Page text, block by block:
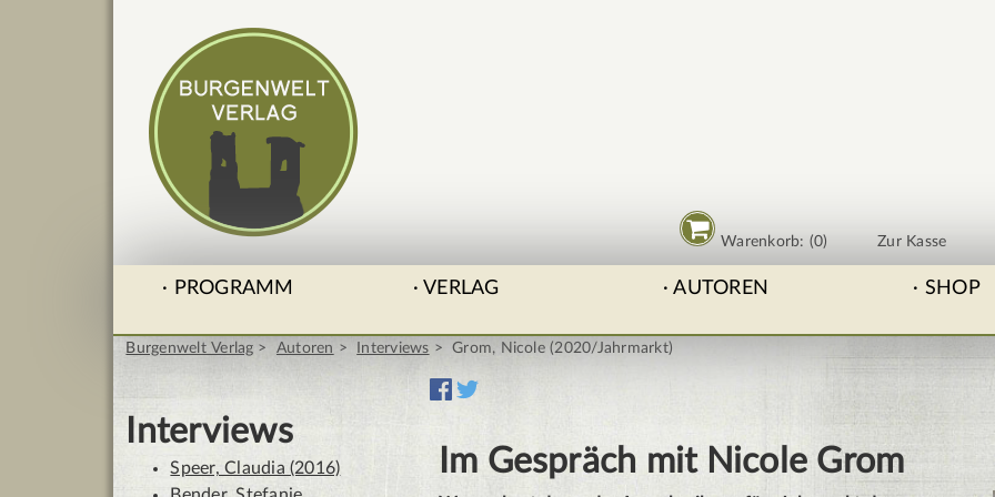
Warenkorb: (0) Zur Kasse
PROGRAMM VERLAG AUTOREN SHOP
Burgenwelt Verlag Autoren Interviews Grom, Nicole (2020/Jahrmarkt)
Interviews
Speer, Claudia (2016)
Im Gespräch mit Nicole Grom